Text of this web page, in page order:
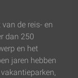
de reis- en
dan 250
en het
jaren hebben